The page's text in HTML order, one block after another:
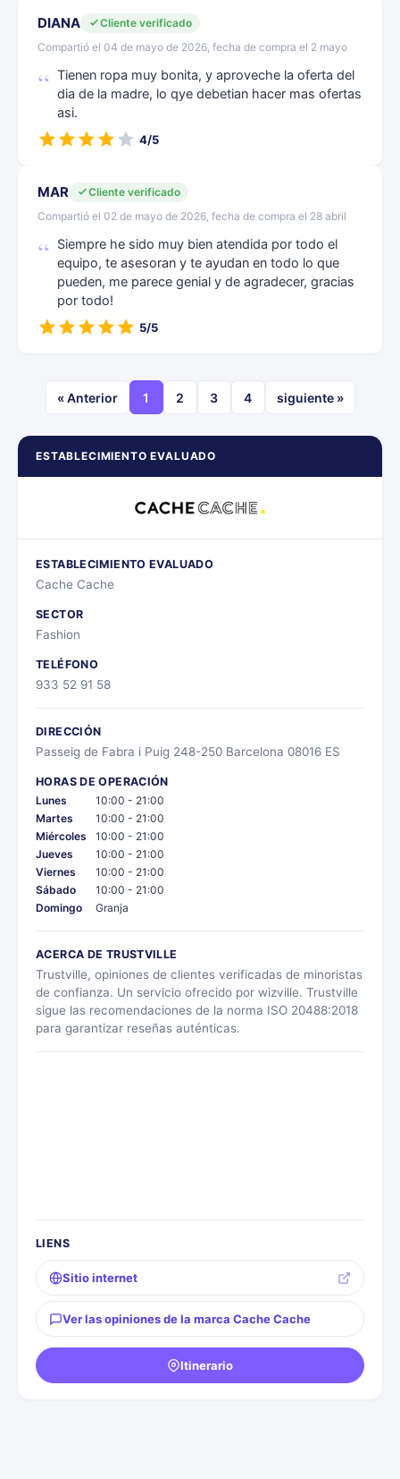
ESTABLECIMIENTO EVALUADO
ESTABLECIMIENTO EVALUADO
Cache Cache
SECTOR
Fashion
TELÉFONO
933 52 91 58
DIRECCIÓN
Passeig de Fabra i Puig 248-250 Barcelona 08016 ES
HORAS DE OPERACIÓN
Lunes
10:00 - 21:00
Martes
10:00 - 21:00
Miércoles
10:00 - 21:00
Jueves
10:00 - 21:00
Viernes
10:00 - 21:00
Sábado
10:00 - 21:00
Domingo
Granja
ACERCA DE TRUSTVILLE
Trustville, opiniones de clientes verificadas de minoristas
de confianza. Un servicio ofrecido por wizville. Trustville
sigue las recomendaciones de la norma ISO 20488:2018
para garantizar reseñas auténticas.
LIENS
Sitio internet
Ver las opiniones de la marca Cache Cache
Itinerario
DIANA
Cliente verificado
Compartió el 04 de mayo de 2026, fecha de compra el 2 mayo
Tienen ropa muy bonita, y aproveche la oferta del
dia de la madre, lo qye debetian hacer mas ofertas
asi.
4/5
MAR
Cliente verificado
Compartió el 02 de mayo de 2026, fecha de compra el 28 abril
Siempre he sido muy bien atendida por todo el
equipo, te asesoran y te ayudan en todo lo que
pueden, me parece genial y de agradecer, gracias
por todo!
5/5
« Anterior 1 2 3 4 siguiente »